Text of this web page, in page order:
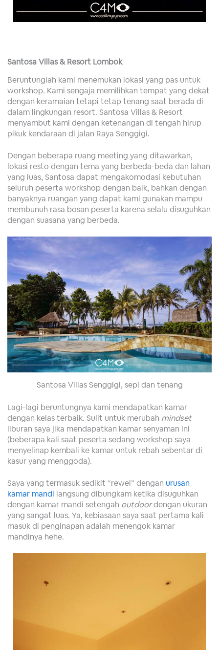
Santosa Villas & Resort Lombok
Beruntunglah kami menemukan lokasi yang pas untuk
workshop. Kami sengaja memilihkan tempat yang dekat
dengan keramaian tetapi tetap tenang saat berada di
dalam lingkungan resort. Santosa Villas & Resort
menyambut kami dengan ketenangan di tengah hirup
pikuk kendaraan di jalan Raya Senggigi.
Dengan beberapa ruang meeting yang ditawarkan,
lokasi resto dengan tema yang berbeda-beda dan lahan
yang luas, Santosa dapat mengakomodasi kebutuhan
seluruh peserta workshop dengan baik, bahkan dengan
banyaknya ruangan yang dapat kami gunakan mampu
membunuh rasa bosan peserta karena selalu disuguhkan
dengan suasana yang berbeda.
Santosa Villas Senggigi, sepi dan tenang
Lagi-lagi beruntungnya kami mendapatkan kamar
dengan kelas terbaik. Sulit untuk merubah mindset
liburan saya jika mendapatkan kamar senyaman ini
(beberapa kali saat peserta sedang workshop saya
menyelinap kembali ke kamar untuk rebah sebentar di
kasur yang menggoda).
Saya yang termasuk sedikit “rewel” dengan urusan
kamar mandi langsung dibungkam ketika disuguhkan
dengan kamar mandi setengah outdoordengan ukuran
yang sangat luas. Ya, kebiasaan saya saat pertama kali
masuk di penginapan adalah menengok kamar
mandinya hehe.